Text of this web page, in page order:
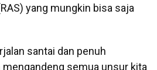
yang mungkin bisa saja
santai dan penuh
mengandeng semua unsur kita